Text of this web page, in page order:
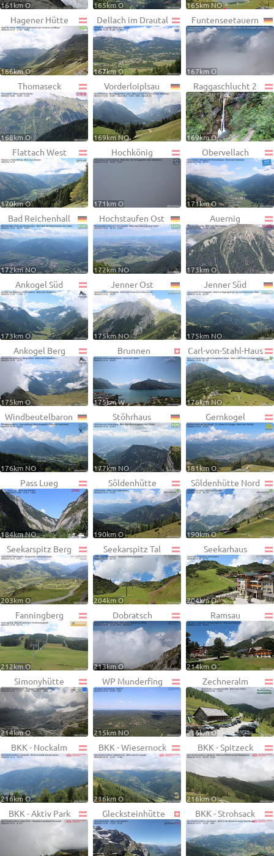
161km O 165km O 165km NO
Hagener Hütte
166km O
Dellach im Drautal
167km O
Funtenseetauern
167km O
Thomaseck
168km O
Vorderloiplsau
169km NO
Raggaschlucht 2
169km O
Flattach West
170km O
Hochkönig
171km O
Obervellach
171km O
Bad Reichenhall
172km NO
Hochstaufen Ost
172km NO
Auernig
173km O
Ankogel Süd
173km O
Jenner Ost
175km NO
Jenner Süd
175km NO
Ankogel Berg
175km O
Brunnen
175km W
Carl-von-Stahl-Haus
176km NO
Windbeutelbaron
176km NO
Stöhrhaus
177km NO
Gernkogel
181km O
Pass Lueg
184km NO
Söldenhütte
190km O
Söldenhütte Nord
190km O
Seekarspitz Berg
203km O
Seekarspitz Tal
204km O
Seekarhaus
204km O
Fanningberg
212km O
Dobratsch
213km O
Ramsau
214km O
Simonyhütte
214km O
WP Munderfing
215km NO
Zechneralm
216km O
BKK - Nockalm
216km O
BKK - Wiesernock
216km O
BKK - Spitzeck
216km O
BKK - Aktiv Park Glecksteinhütte BKK - Strohsack